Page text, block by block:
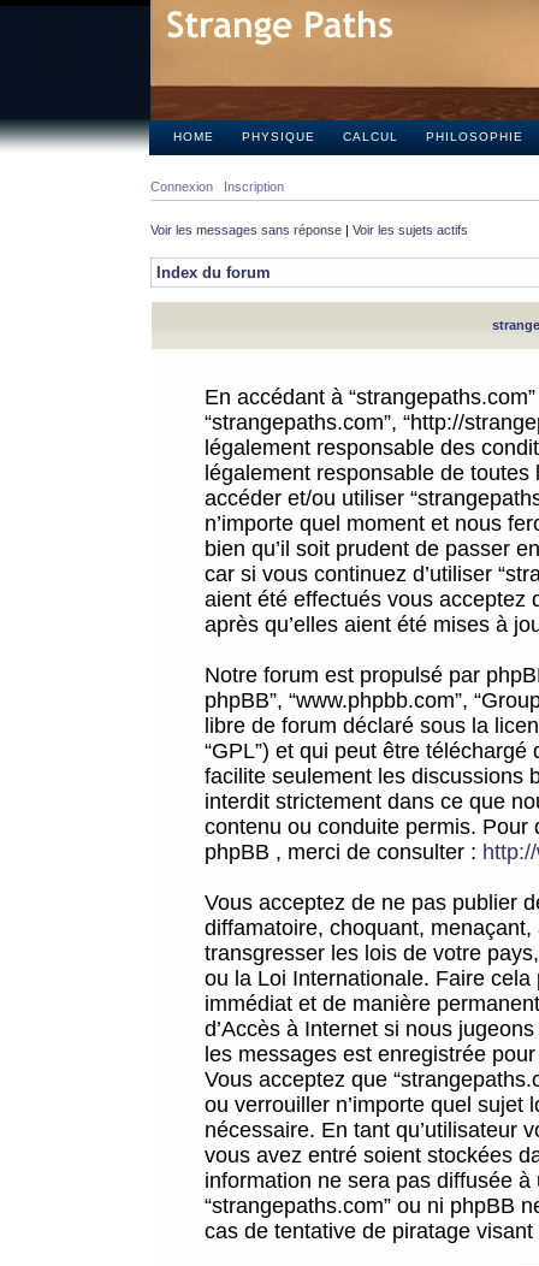
HOME PHYSIQUE CALCUL PHILOSOPHIE
Connexion Inscription
Voir les messages sans réponse | Voir les sujets actifs
Index du forum
En accédant à
“strangepaths.com”, “http://
légalement responsable des
légalement responsable de
accéder et/ou utiliser
n’importe quel moment et nous
bien qu’il soit prudent de passer
car si vous continuez d’utiliser
aient été effectués vous acceptez
après qu’elles aient été mises à
Notre forum est propulsé par
phpBB”, “www.phpbb.com”,
libre de forum déclaré sous la
“GPL”) et qui peut être téléchargé
facilite seulement les discussions
interdit strictement dans ce que
contenu ou conduite permis.
phpBB , merci de consulter :
Vous acceptez de ne pas publier
diffamatoire, choquant,
transgresser les lois de votre
ou la Loi Internationale. Faire
immédiat et de manière
d’Accès à Internet si nous
les messages est enregistrée
Vous acceptez que
ou verrouiller n’importe quel sujet
nécessaire. En tant qu’utilisateur
vous avez entré soient stockées
information ne sera pas diffusée
“strangepaths.com” ou ni phpBB
cas de tentative de piratage